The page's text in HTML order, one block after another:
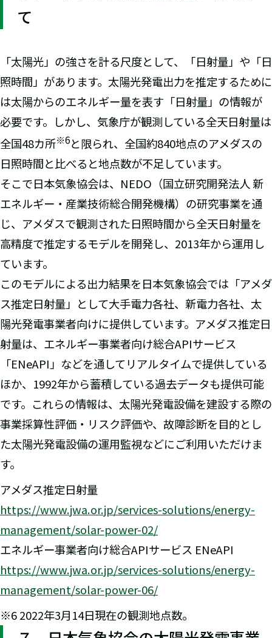
て
「太陽光」の強さを計る尺度として、「日射量」や「日
照時間」があります。太陽光発電出力を推定するために
は太陽からのエネルギー量を表す「日射量」の情報が
必要です。しかし、気象庁が観測している全天日射量は
全国48カ所※6と限られ、全国約840地点のアメダスの
日照時間と比べると地点数が不足しています。
そこで日本気象協会は、NEDO（国立研究開発法人 新
エネルギー・産業技術総合開発機構）の研究事業を通
じ、アメダスで観測された日照時間から全天日射量を
高精度で推定するモデルを開発し、2013年から運用し
ています。
このモデルによる出力結果を日本気象協会では「アメダ
ス推定日射量」として大手電力各社、新電力各社、太
陽光発電事業者向けに提供しています。アメダス推定日
射量は、エネルギー事業者向け総合APIサービス
「ENeAPI」などを通してリアルタイムで提供している
ほか、1992年から蓄積している過去データも提供可能
です。これらの情報は、太陽光発電設備を建設する際の
事業採算性評価・リスク評価や、故障診断を目的とし
た太陽光発電設備の運用監視などにご利用いただけま
す。
アメダス推定日射量
https://www.jwa.or.jp/services-solutions/energy-
management/solar-power-02/
エネルギー事業者向け総合APIサービス ENeAPI
https://www.jwa.or.jp/services-solutions/energy-
management/solar-power-06/
※6 2022年3月14日現在の観測地点数。